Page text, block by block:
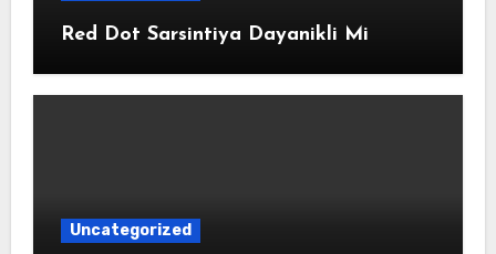
Red Dot Sarsintiya Dayanikli Mi
Uncategorized